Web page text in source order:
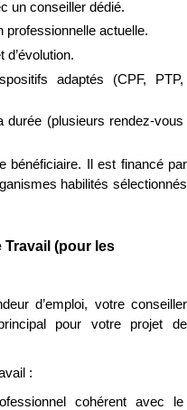
un conseiller dédié.
professionnelle actuelle.
d’évolution.
adaptés (CPF, PTP,
durée (plusieurs rendez-vous
bénéficiaire. Il est financé par
habilités sélectionnés
(pour les
d’emploi, votre conseiller
pour votre projet de
:
cohérent avec le